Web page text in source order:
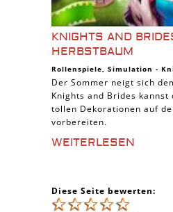
KNIGHTS AND
HERBSTBAUM
Rollenspiele, Simulation -
Der Sommer neigt sich
Knights and Brides
tollen Dekorationen auf
vorbereiten.
WEITERLESEN
Diese Seite bewerten: